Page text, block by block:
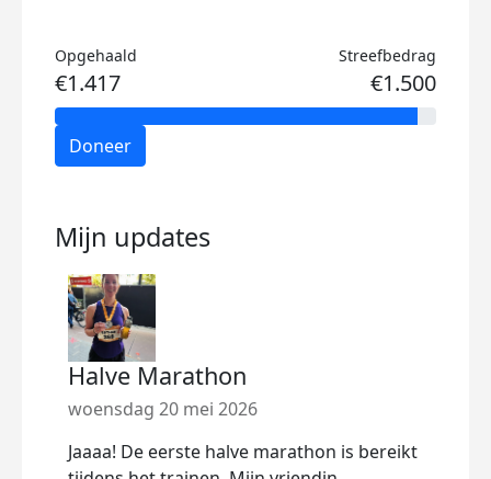
Opgehaald
€1.417
Streefbedrag
€1.500
Doneer
Mijn updates
Halve Marathon
woensdag 20 mei 2026
Jaaaa! De eerste halve marathon is bereikt